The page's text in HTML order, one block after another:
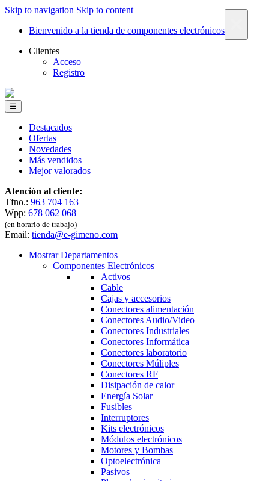
Skip to navigation Skip to content
Bienvenido a la tienda de componentes electrónicos
Clientes
Acceso
Registro
☰
Destacados
Ofertas
Novedades
Más vendidos
Mejor valorados
Atención al cliente:
Tfno.: 963 704 163
Wpp: 678 062 068
(en horario de trabajo)
Email: tienda@e-gimeno.com
Mostrar Departamentos
Componentes Electrónicos
Activos
Cable
Cajas y accesorios
Conectores alimentación
Conectores Audio/Video
Conectores Industriales
Conectores Informática
Conectores laboratorio
Conectores Múliples
Conectores RF
Disipación de calor
Energía Solar
Fusibles
Interruptores
Kits electrónicos
Módulos electrónicos
Motores y Bombas
Optoelectrónica
Pasivos